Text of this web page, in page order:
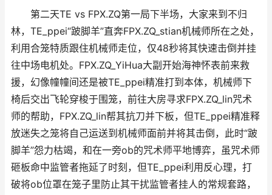
第二天TE vs FPX.ZQ第一局下半场，大家来到不归
林，TE_ppei“跛脚羊”直奔FPX.ZQ_stian机械师所在之处，
利用合笼特质跟住机械师走位，仅48秒将其快速击倒并挂
往中场电机处。FPX.ZQ_YiHua大副开始海神怀表前来救
援，幻像幢幢间还是被TE_ppei精准打到本体，机械师下
椅后交出飞轮穿梭于围笼，前往大房寻求FPX.ZQ_lin咒术
师的帮助，FPX.ZQ_lin帮其抗刀并下板，但TE_ppei精准释
放迷失之笼将自己运送到机械师面前并将其击倒，此时“跛
脚羊”怨力枯竭，和在一旁ob的咒术师平地博弈，虽咒术师
砸板命中监管者拖延了时刻，但TE_ppei利用反心理，打
破将ob位罩在笼子里防止其干扰监管者挂人的常规套路，